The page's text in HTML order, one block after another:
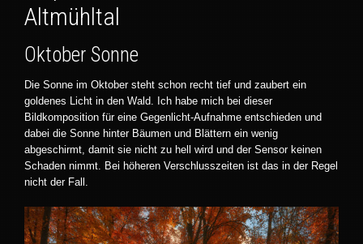
Altmühltal
Oktober Sonne
Die Sonne im Oktober steht schon recht tief und zaubert ein
goldenes Licht in den Wald. Ich habe mich bei dieser
Bildkomposition für eine Gegenlicht-Aufnahme entschieden und
dabei die Sonne hinter Bäumen und Blättern ein wenig
abgeschirmt, damit sie nicht zu hell wird und der Sensor keinen
Schaden nimmt. Bei höheren Verschlusszeiten ist das in der Regel
nicht der Fall.